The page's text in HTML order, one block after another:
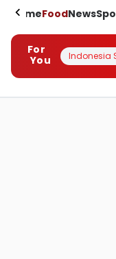
HomeFoodNews
For
You
Indonesia